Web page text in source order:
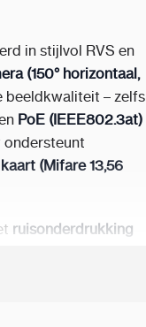
in stijlvol RVS en
(150° horizontaal,
– zelfs
PoE (IEEE802.3at)
ondersteunt
(Mifare 13,56
ruisonderdrukking
ondersteuning